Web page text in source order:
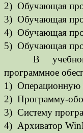
2) Обучающая
3) Обучающая
4) Обучающая
5) Обучающая
В
программное
1) Операционную
2) Программу-
3) Систему
4) Архиватор